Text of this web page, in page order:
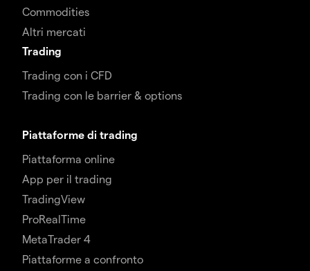
Commodities
Altri mercati
Trading
Trading con i CFD
Trading con le barrier & options
Piattaforme di trading
Piattaforma online
App per il trading
TradingView
ProRealTime
MetaTrader 4
Piattaforme a confronto